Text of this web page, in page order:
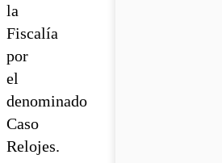
la
Fiscalía
por
el
denominado
Caso
Relojes.